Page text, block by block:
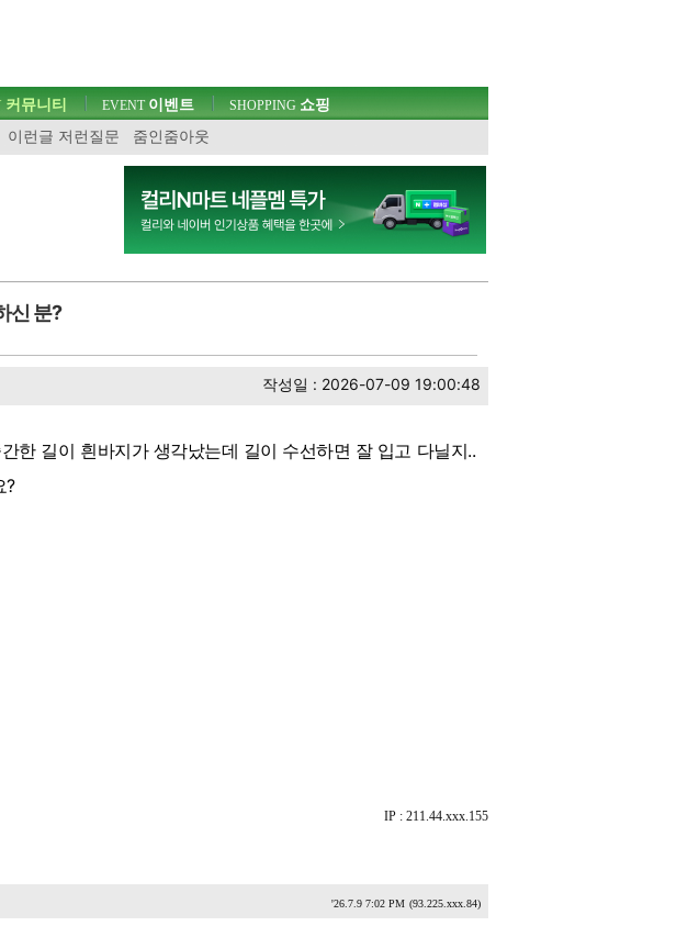
커뮤니티
이런글 저런질문 줌인줌아웃
EVENT이벤트 SHOPPING 쇼핑
신 분?
작성일 : 2026-07-09 19:00:48
한 길이 흰바지가 생각났는데 길이 수선하면 잘 입고 다닐지..
?
IP : 211.44.xxx.155
'26.7.9 7:02 PM (93.225.xxx.84)